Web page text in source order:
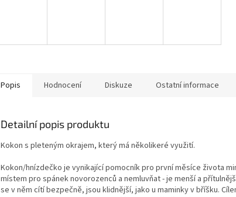
Popis Hodnocení Diskuze Ostatní informace
Detailní popis produktu
Kokon s pleteným okrajem, který má několikeré využití.
Kokon/hnízdečko je vynikající pomocník pro první měsíce života
místem pro spánek novorozenců a nemluvňat - je menší a
se v něm cítí bezpečně, jsou klidnější, jako u maminky v bříšku.